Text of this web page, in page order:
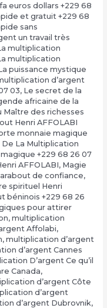
euros dollars +229 68
et gratuit +229 68
sans
un travail très
multiplication
multiplication
puissance mystique
d’argent
03, Le secret de la
africaine de la
Maître des richesses
Henri AFFOLABI
monnaie magique
La Multiplication
+229 68 26 07
AFFOLABI, Magie
de confiance,
spirituel Henri
béninois +229 68 26
pour attirer
, multiplication
Affolabi,
, multiplication d’argent
d’argent Cannes
D’argent Ce qu’il
Canada,
d’argent Côte
d’argent
d’argent Dubrovnik,